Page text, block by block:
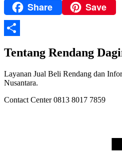
FacebookShare Save
Tentang Rendang
Layanan Jual Beli Rendang dan
Nusantara.
Contact Center 0813 8017 7859